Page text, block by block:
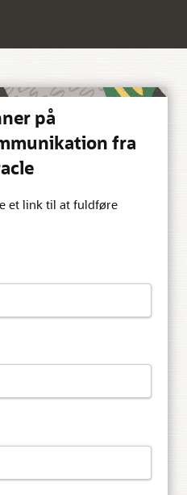
på
fra
et link til at fuldføre